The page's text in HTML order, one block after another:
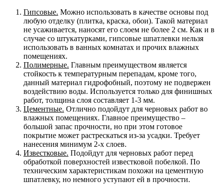
Гипсовые. Можно использовать в качестве основы под
любую отделку (плитка, краска, обои). Такой материал
не усаживается, наносят его слоем не более 2 см. Как и в
случае со штукатурками, гипсовые шпатлевки нельзя
использовать в ванных комнатах и прочих влажных
помещениях.
Полимерные. Главным преимуществом является
стойкость к температурным перепадам, кроме того,
данный материал гидрофобный, поэтому не подвержен
воздействию воды. Используется только для финишных
работ, толщина слоя составляет 1-3 мм.
Цементные. Отлично подойдут для черновых работ во
влажных помещениях. Главное преимущество –
большой запас прочности, но при этом готовое
покрытие может растрескаться из-за усадки. Требует
нанесения минимум 2-х слоев.
Известковые. Подойдут для черновых работ перед
обработкой поверхностей известковой побелкой. По
техническим характеристикам похожи на цементную
шпатлевку, но немного уступают ей в прочности.